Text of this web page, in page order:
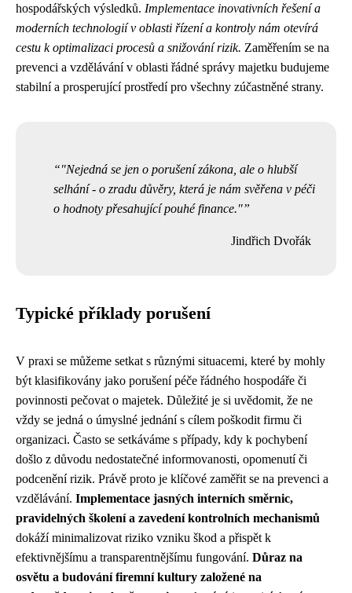
hospodářských výsledků. Implementace inovativních řešení a
moderních technologií v oblasti řízení a kontroly nám otevírá
cestu k optimalizaci procesů a snižování rizik. Zaměřením se na
prevenci a vzdělávání v oblasti řádné správy majetku budujeme
stabilní a prosperující prostředí pro všechny zúčastněné strany.
"Nejedná se jen o porušení zákona, ale o hlubší
selhání - o zradu důvěry, která je nám svěřena v péči
o hodnoty přesahující pouhé finance."
Jindřich Dvořák
Typické příklady porušení
V praxi se můžeme setkat s různými situacemi, které by mohly
být klasifikovány jako porušení péče řádného hospodáře či
povinnosti pečovat o majetek. Důležité je si uvědomit, že ne
vždy se jedná o úmyslné jednání s cílem poškodit firmu či
organizaci. Často se setkáváme s případy, kdy k pochybení
došlo z důvodu nedostatečné informovanosti, opomenutí či
podcenění rizik. Právě proto je klíčové zaměřit se na prevenci a
vzdělávání. Implementace jasných interních směrnic,
pravidelných školení a zavedení kontrolních mechanismů
dokáží minimalizovat riziko vzniku škod a přispět k
efektivnějšímu a transparentnějšímu fungování. Důraz na
osvětu a budování firemní kultury založené na